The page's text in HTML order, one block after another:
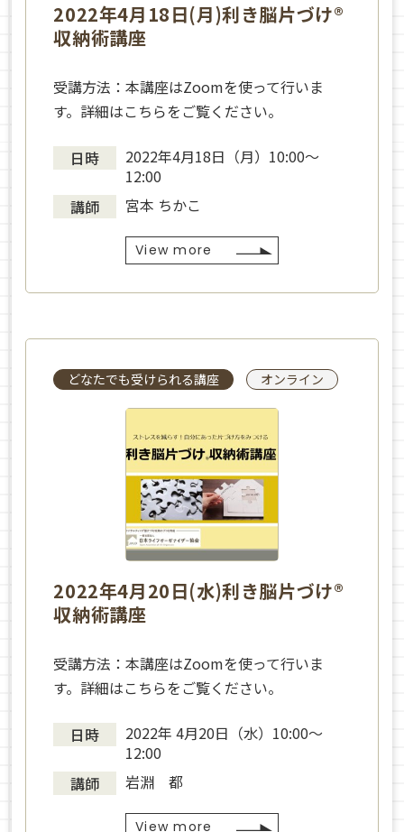
2022年4月18日(月)利き脳片づけ®
収納術講座
受講方法：本講座はZoomを使って行いま
す。詳細はこちらをご覧ください。
日時
2022年4月18日（月）10:00～
12:00
講師
宮本 ちかこ
View more
どなたでも受けられる講座 オンライン
2022年4月20日(水)利き脳片づけ®
収納術講座
受講方法：本講座はZoomを使って行いま
す。詳細はこちらをご覧ください。
日時
2022年 4月20日（水）10:00～
12:00
講師
岩淵 都
View more